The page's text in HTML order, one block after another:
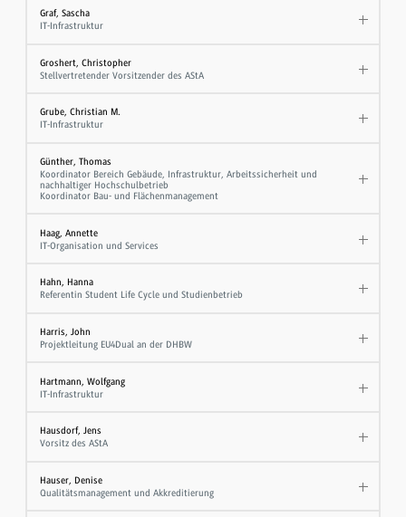
Graf, Sascha
IT-Infrastruktur
Groshert, Christopher
Stellvertretender Vorsitzender des AStA
Grube, Christian M.
IT-Infrastruktur
Günther, Thomas
Koordinator Bereich Gebäude, Infrastruktur, Arbeitssicherheit und
nachhaltiger Hochschulbetrieb
Koordinator Bau- und Flächenmanagement
Haag, Annette
IT-Organisation und Services
Hahn, Hanna
Referentin Student Life Cycle und Studienbetrieb
Harris, John
Projektleitung EU4Dual an der DHBW
Hartmann, Wolfgang
IT-Infrastruktur
Hausdorf, Jens
Vorsitz des AStA
Hauser, Denise
Qualitätsmanagement und Akkreditierung